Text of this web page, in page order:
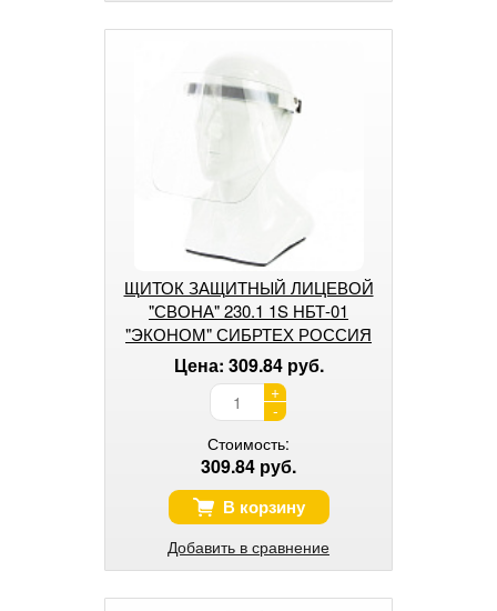
ЩИТОК ЗАЩИТНЫЙ ЛИЦЕВОЙ
"СВОНА" 230.1 1S НБТ-01
"ЭКОНОМ" СИБРТЕХ РОССИЯ
Цена: 309.84 руб.
+
-
Стоимость:
309.84 руб.
В корзину
Добавить в сравнение